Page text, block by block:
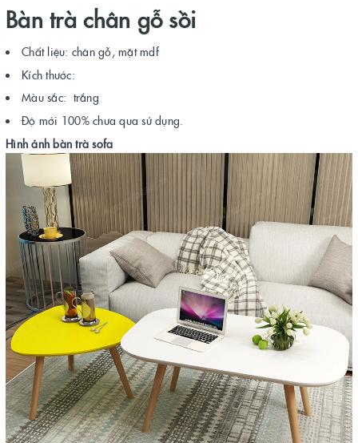
Bàn trà chân gỗ sồi
Chất liệu: chân gỗ, mặt mdf
Kích thước:
Màu sắc: trắng
Độ mới 100% chưa qua sử dụng.
Hình ảnh bàn trà sofa